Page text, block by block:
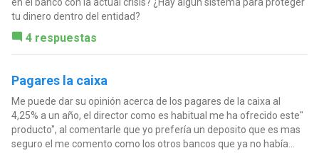
en el banco con la actual crisis? ¿Hay algún sistema para proteger
tu dinero dentro del entidad?
4 respuestas
Pagares la caixa
Me puede dar su opinión acerca de los pagares de la caixa al
4,25% a un año, el director como es habitual me ha ofrecido este"
producto", al comentarle que yo prefería un deposito que es mas
seguro el me comento como los otros bancos que ya no había...